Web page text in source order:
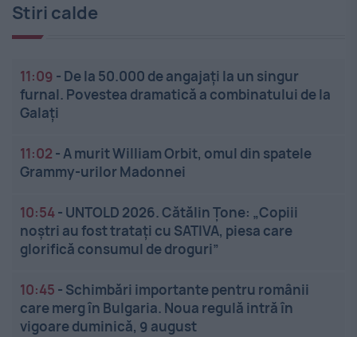
Stiri calde
11:09 - De la 50.000 de angajați la un singur
furnal. Povestea dramatică a combinatului de la
Galați
11:02 -A murit William Orbit, omul din spatele
Grammy-urilor Madonnei
10:54- UNTOLD 2026. Cătălin Țone: „Copiii
noștri au fost tratați cu SATIVA, piesa care
glorifică consumul de droguri”
10:45 - Schimbări importante pentru românii
care merg în Bulgaria. Noua regulă intră în
vigoare duminică, 9 august